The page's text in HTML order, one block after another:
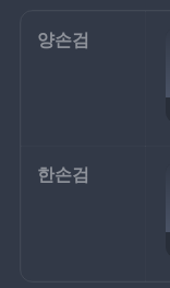
양손검
한손검